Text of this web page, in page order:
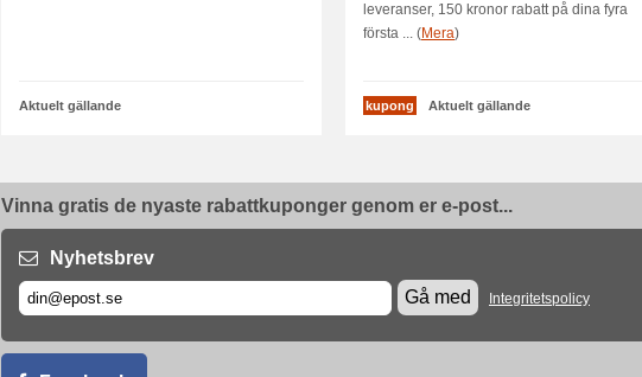
Aktuelt gällande
leveranser, 150 kronor rabatt på dina fyra
första ... (Mera)
kupong Aktuelt gällande
Vinna gratis de nyaste rabattkuponger genom er e-post...
Nyhetsbrev
Gå med
Integritetspolicy